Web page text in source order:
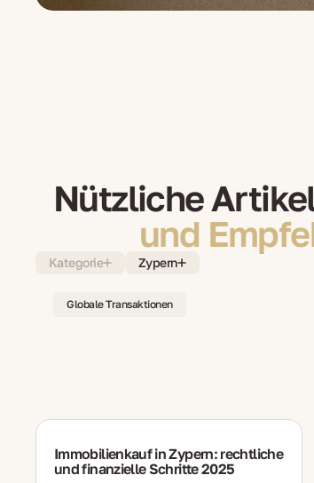
Nützliche
und
Kategorie Zypern
Globale Transaktionen
Immobilienkauf in Zypern: rechtliche
und finanzielle Schritte 2025